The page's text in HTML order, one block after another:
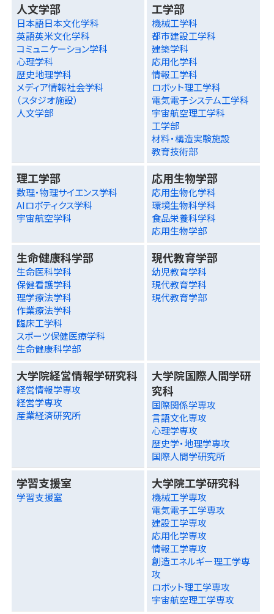
人文学部
日本語日本文化学科
英語英米文化学科
コミュニケーション学科
心理学科
歴史地理学科
メディア情報社会学科
（スタジオ施設）
人文学部
工学部
機械工学科
都市建設工学科
建築学科
応用化学科
情報工学科
ロボット理工学科
電気電子システム工学科
宇宙航空理工学科
工学部
材料・構造実験施設
教育技術部
理工学部
数理・物理サイエンス学科
AIロボティクス学科
宇宙航空学科
応用生物学部
応用生物化学科
環境生物科学科
食品栄養科学科
応用生物学部
生命健康科学部
生命医科学科
保健看護学科
理学療法学科
作業療法学科
臨床工学科
スポーツ保健医療学科
生命健康科学部
現代教育学部
幼児教育学科
現代教育学科
現代教育学部
大学院経営情報学研究科
経営情報学専攻
経営学専攻
産業経済研究所
大学院国際人間学研
究科
国際関係学専攻
言語文化専攻
心理学専攻
歴史学・地理学専攻
国際人間学研究所
学習支援室
学習支援室
大学院工学研究科
機械工学専攻
電気電子工学専攻
建設工学専攻
応用化学専攻
情報工学専攻
創造エネルギー理工学専
攻
ロボット理工学専攻
宇宙航空理工学専攻